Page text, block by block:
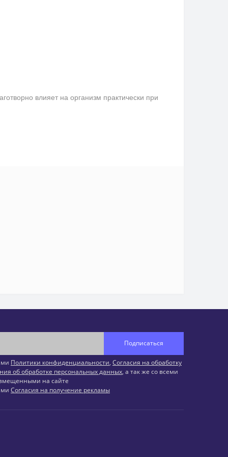
влияет на организм практически при
Подписаться
Политики конфиденциальности, Согласия на обработку
об обработке персональных данных, а так же со всеми
на сайте
Согласия на получение рекламы